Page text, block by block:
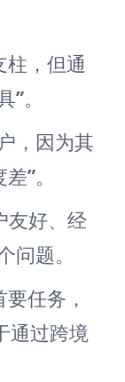
，但通
。
，因为其
”。
友好、经
题。
任务，
通过跨境